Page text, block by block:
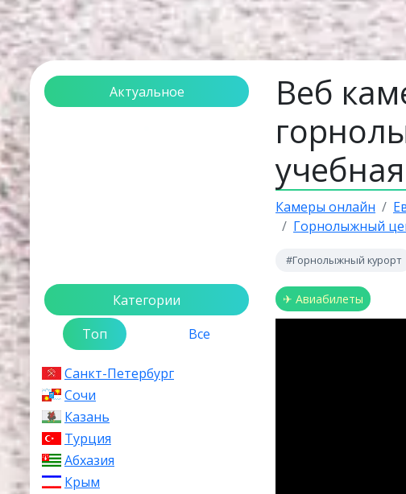
Актуальное
Категории
Топ
Все
Санкт-Петербург
Сочи
Казань
Турция
Абхазия
Крым
Веб
Камеры онлайн
Горнолыжный
#Горнолыжный курорт
✈ Авиабилеты